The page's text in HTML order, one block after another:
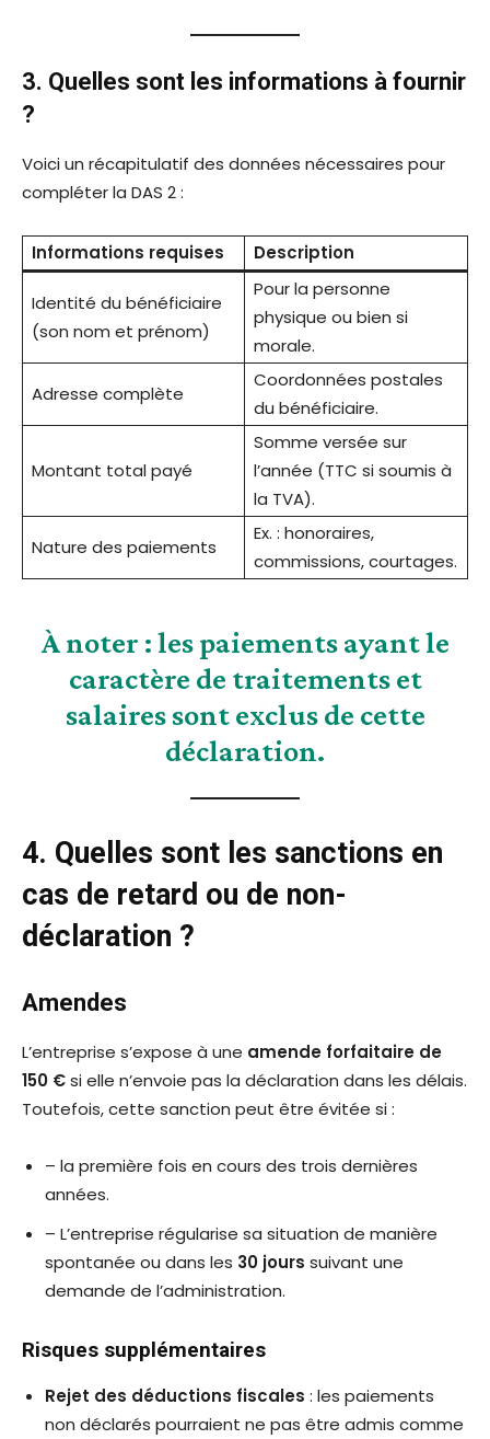
3. Quelles sont les informations à fournir
?
Voici un récapitulatif des données nécessaires pour
compléter la DAS 2 :
Informations requises Description
Identité du bénéficiaire
(son nom et prénom)
Pour la personne
physique ou bien si
morale.
Adresse complète
Coordonnées postales
du bénéficiaire.
Montant total payé
Somme versée sur
l’année (TTC si soumis à
la TVA).
Nature des paiements
Ex. : honoraires,
commissions, courtages.
À noter :les paiements ayant le
caractère de traitements et
salaires sont exclus de cette
déclaration.
4. Quelles sont les sanctions en
cas de retard ou de non-
déclaration ?
Amendes
L’entreprise s’expose à une amende forfaitaire de
150 €si elle n’envoie pas la déclaration dans les délais.
Toutefois, cette sanction peut être évitée si :
– la première fois en cours des trois dernières
années.
– L’entreprise régularise sa situation de manière
spontanée ou dans les 30 jours suivant une
demande de l’administration.
Risques supplémentaires
Rejet des déductions fiscales : les paiements
non déclarés pourraient ne pas être admis comme